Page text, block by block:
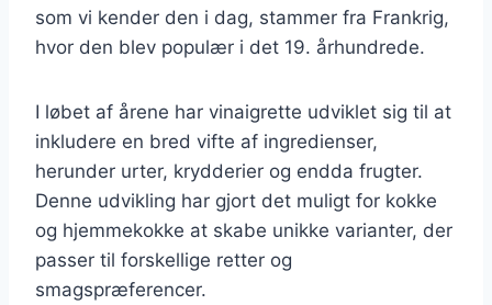
som vi kender den i dag, stammer fra Frankrig,
hvor den blev populær i det 19. århundrede.
I løbet af årene har vinaigrette udviklet sig til at
inkludere en bred vifte af ingredienser,
herunder urter, krydderier og endda frugter.
Denne udvikling har gjort det muligt for kokke
og hjemmekokke at skabe unikke varianter, der
passer til forskellige retter og
smagspræferencer.